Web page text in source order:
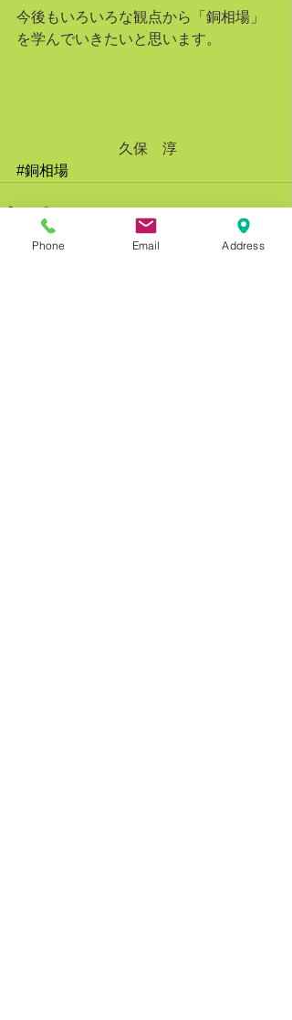
今後もいろいろな観点から「銅相場」
を学んでいきたいと思います。
久保　淳
#銅相場
Phone Email Address